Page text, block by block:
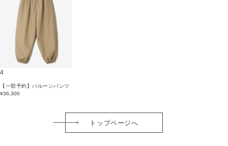
4
【一部予約】バルーンパンツ
¥36,300
トップページへ